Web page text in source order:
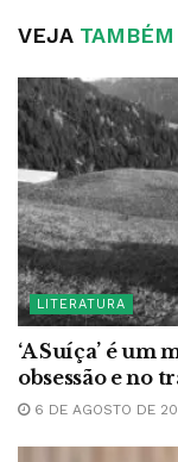
VEJATAMBÉM
LITERATURA
‘A Suíça’ é
obsessão e no
6 DE AGOSTO DE